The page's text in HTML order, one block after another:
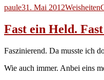
Autor
pauleVeröffentlicht
31. Mai 2012Kategorien
Weisheiten
Fast ein Held.
Faszinierend. Da musste ich
Wie auch immer. Anbei eins